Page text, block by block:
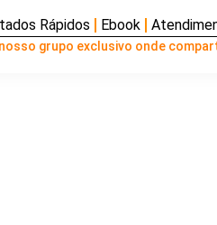
Rápidos Ebook
grupo exclusivo onde